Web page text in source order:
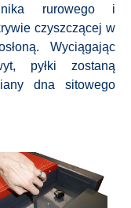
rurowego i
czyszczącej w
Wyciągając
pyłki zostaną
dna sitowego